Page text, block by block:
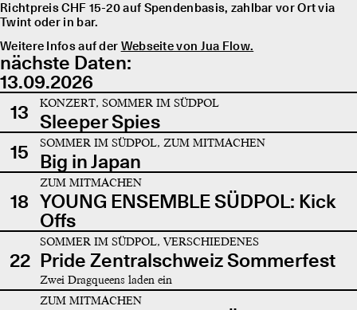
Richtpreis CHF 15-20 auf Spendenbasis, zahlbar vor Ort via
Twint oder in bar.
Weitere Infos auf der Webseite von Jua Flow.
nächste Daten:
13.09.2026
13
KONZERT, SOMMER IM SÜDPOL
Sleeper Spies
15
SOMMER IM SÜDPOL, ZUM MITMACHEN
Big in Japan
18
ZUM MITMACHEN
YOUNG ENSEMBLE SÜDPOL: Kick
Offs
22
SOMMER IM SÜDPOL, VERSCHIEDENES
Pride Zentralschweiz Sommerfest
Zwei Dragqueens laden ein
ZUM MITMACHEN